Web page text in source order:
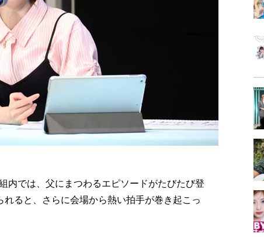
内では、父にまつわるエピソードがたびたび登
れると、さらに会場から熱い拍手が巻き起こっ